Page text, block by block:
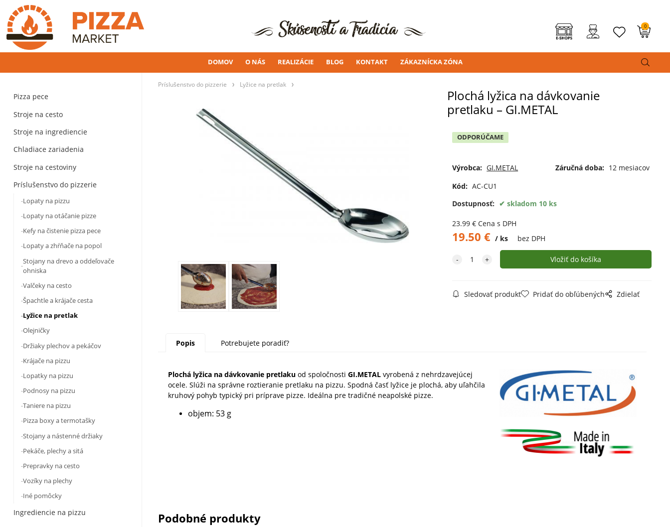
DOMOV O NÁS REALIZÁCIE BLOG KONTAKT ZÁKAZNÍCKA ZÓNA
0
Pizza pece
Stroje na cesto
Stroje na ingrediencie
Chladiace zariadenia
Stroje na cestoviny
Príslušenstvo do pizzerie
Lopaty na pizzu
Lopaty na otáčanie pizze
Kefy na čistenie pizza pece
Lopaty a zhŕňače na popol
Stojany na drevo a oddeľovače
ohniska
Valčeky na cesto
Špachtle a krájače cesta
Lyžice na pretlak
Olejničky
Držiaky plechov a pekáčov
Krájače na pizzu
Lopatky na pizzu
Podnosy na pizzu
Taniere na pizzu
Pizza boxy a termotašky
Stojany a nástenné držiaky
Pekáče, plechy a sitá
Prepravky na cesto
Vozíky na plechy
Iné pomôcky
Ingrediencie na pizzu
Príslušenstvo do pizzerie Lyžice na pretlak
Plochá lyžica na dávkovanie
pretlaku – GI.METAL
ODPORÚČAME
Výrobca: GI.METAL Záručná doba: 12 mesiacov
Kód: AC-CU1
Dostupnosť:
skladom 10 ks
23.99 €Cena s DPH
19.50 € ks bez DPH
Sledovať produkt Pridať do obľúbených Zdielať
Popis Potrebujete poradiť?
Plochá lyžica na dávkovanie pretlaku od spoločnostiGI.METALvyrobená z nehrdzavejúcej
ocele. Slúži na správne roztieranie pretlaku na pizzu. Spodná časť lyžice je plochá, aby uľahčila
kruhový pohyb typický pri príprave pizze. Ideálna pre tradičné neapolské pizze.
objem: 53 g
Podobné produkty